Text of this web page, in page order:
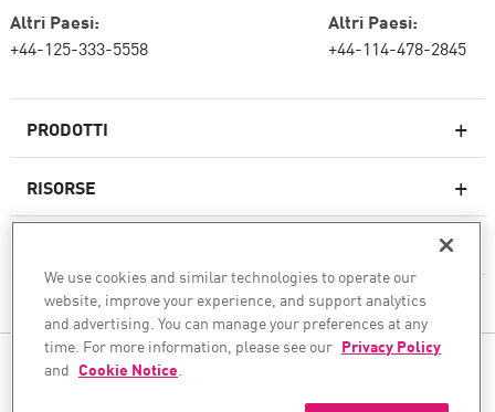
PRODOTTI
Firewall di nuova generazione
Sicurezza della rete cloud
WAF
RISORSE
AZIENDA
Altri Paesi:
+44-125-333-5558
Altri Paesi:
+44-114-478-2845
SEGUICI
Garantiamo la tua trasformazione sicura dell'IA
We use cookies and similar technologies to operate our
website, improve your experience, and support analytics
and advertising. You can manage your preferences at any
time. For more information, please see our Privacy Policy
and Cookie Notice.